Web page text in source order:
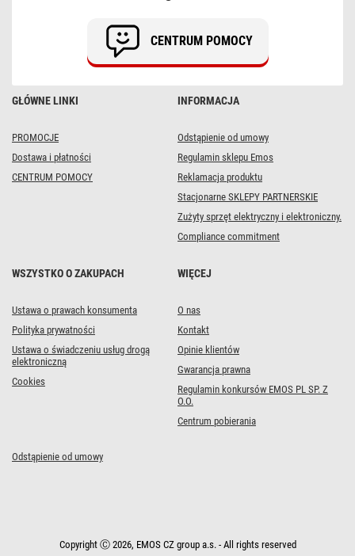
GŁÓWNE LINKI
PROMOCJE
Dostawa i płatności
CENTRUM POMOCY
INFORMACJA
Odstąpienie od umowy
Regulamin sklepu Emos
Reklamacja produktu
Stacjonarne SKLEPY PARTNERSKIE
Zużyty sprzęt elektryczny i elektroniczny.
Compliance commitment
WSZYSTKO O ZAKUPACH
Ustawa o prawach konsumenta
Polityka prywatności
Ustawa o świadczeniu usług drogą
elektroniczną
Cookies
WIĘCEJ
O nas
Kontakt
Opinie klientów
Gwarancja prawna
Regulamin konkursów EMOS PL SP. Z
O.O.
Centrum pobierania
Odstąpienie od umowy
CENTRUM POMOCY
Copyright Ⓒ 2026, EMOS CZ group a.s. - All rights reserved